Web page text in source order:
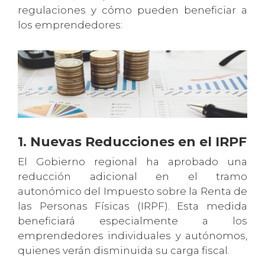
regulaciones y cómo pueden beneficiar a
los emprendedores:
1. Nuevas Reducciones en el IRPF
El Gobierno regional ha aprobado una
reducción adicional en el tramo
autonómico del Impuesto sobre la Renta de
las Personas Físicas (IRPF). Esta medida
beneficiará especialmente a los
emprendedores individuales y autónomos,
quienes verán disminuida su carga fiscal.